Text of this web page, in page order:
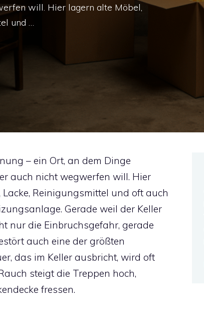
will. Hier lagern alte Möbel,
und …
– ein Ort, an dem Dinge
auch nicht wegwerfen will. Hier
Reinigungsmittel und oft auch
Gerade weil der Keller
nur die Einbruchsgefahr, gerade
auch eine der größten
das im Keller ausbricht, wird oft
steigt die Treppen hoch,
fressen.